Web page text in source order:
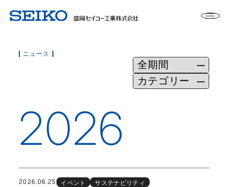
ニュース
2026
2026.06.25 イベント サステナビリティ